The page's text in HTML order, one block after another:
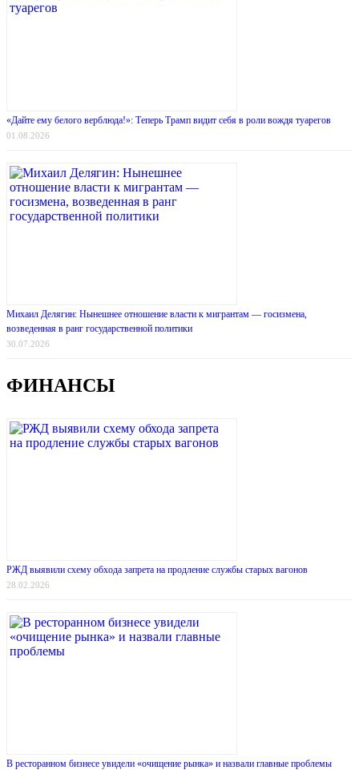
«Дайте ему белого верблюда!»: Теперь Трамп видит себя в роли вождя туарегов
01.08.2026
Михаил Делягин: Нынешнее отношение власти к мигрантам — госизмена,
возведенная в ранг государственной политики
30.07.2026
ФИНАНСЫ
РЖД выявили схему обхода запрета на продление службы старых вагонов
28.02.2026
В ресторанном бизнесе увидели «очищение рынка» и назвали главные проблемы